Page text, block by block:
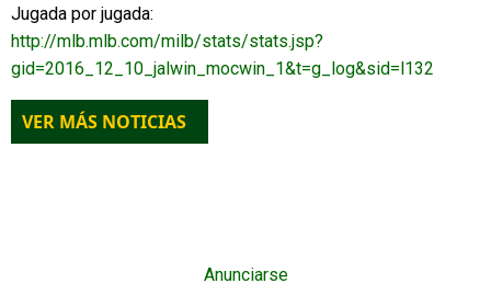
Jugada por jugada:
http://mlb.mlb.com/milb/stats/stats.jsp?
gid=2016_12_10_jalwin_mocwin_1&t=g_log&sid=l132
VER MÁS NOTICIAS
Anunciarse